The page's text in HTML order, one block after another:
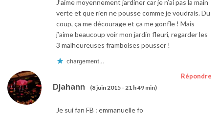
J’aime moyennement jardiner car je n’ai pas la main
verte et que rien ne pousse comme je voudrais. Du
coup, ça me décourage et ça me gonfle ! Mais
j’aime beaucoup voir mon jardin fleuri, regarder les
3 malheureuses framboises pousser !
chargement…
Djahann (8 juin 2015 - 21 h 49 min)
Répondre
Je sui fan FB : emmanuelle fo